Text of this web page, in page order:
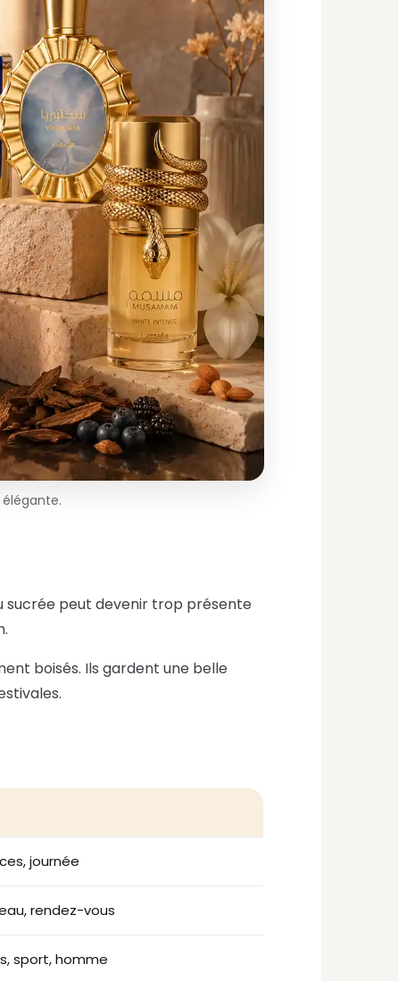
sucrée peut devenir trop présente
boisés. Ils gardent une belle
journée
rendez-vous
sport, homme